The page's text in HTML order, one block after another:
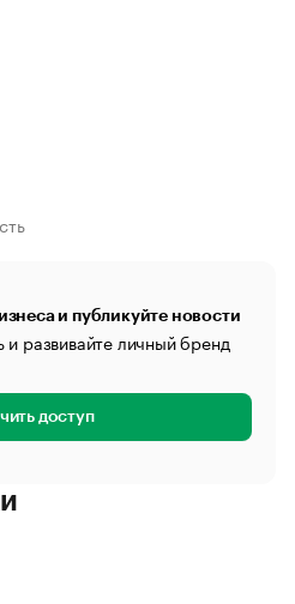
и публикуйте новости
развивайте личный бренд
доступ